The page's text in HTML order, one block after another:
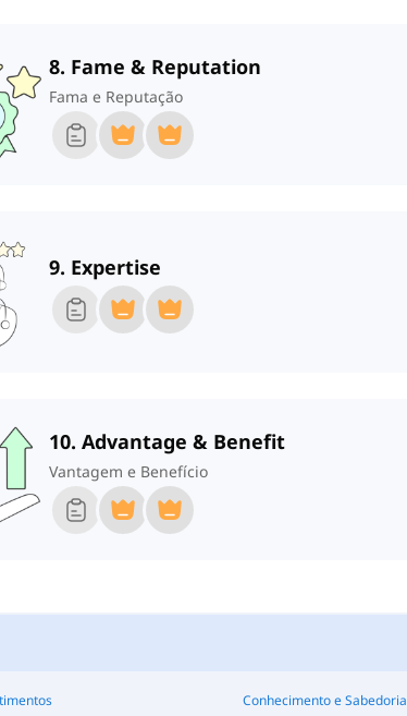
8. Fame & Reputation
Fama e Reputação
9. Expertise
10. Advantage & Benefit
Vantagem e Benefício
Conhecimento e Sabedoria